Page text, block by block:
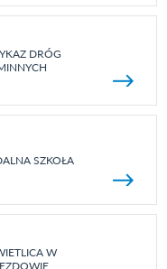
DRÓG
SZKOŁA
W